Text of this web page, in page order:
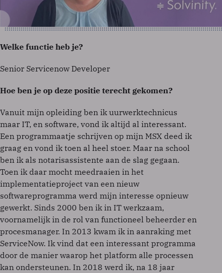
Welke functie heb je?
Senior Servicenow Developer
Hoe ben je op deze positie terecht gekomen?
Vanuit mijn opleiding ben ik uurwerktechnicus
maar IT, en software, vond ik altijd al interessant.
Een programmaatje schrijven op mijn MSX deed ik
graag en vond ik toen al heel stoer. Maar na school
ben ik als notarisassistente aan de slag gegaan.
Toen ik daar mocht meedraaien in het
implementatieproject van een nieuw
softwareprogramma werd mijn interesse opnieuw
gewerkt. Sinds 2000 ben ik in IT werkzaam,
voornamelijk in de rol van functioneel beheerder en
procesmanager. In 2013 kwam ik in aanraking met
ServiceNow. Ik vind dat een interessant programma
door de manier waarop het platform alle processen
kan ondersteunen. In 2018 werd ik, na 18 jaar